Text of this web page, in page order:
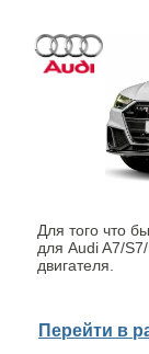
Для того что
для Audi A7/
двигателя.
Перейти в